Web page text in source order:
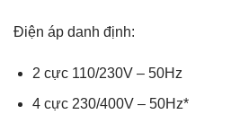
Điện áp danh định:
2 cực 110/230V – 50Hz
4 cực 230/400V – 50Hz*